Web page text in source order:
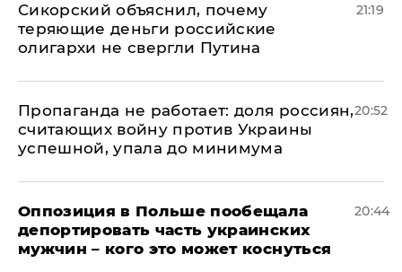
Сикорский объяснил, почему
теряющие деньги российские
олигархи не свергли Путина
21:19
​Пропаганда не работает: доля россиян,
считающих войну против Украины
успешной, упала до минимума
20:52
Оппозиция в Польше пообещала
депортировать часть украинских
мужчин – кого это может коснуться
20:44